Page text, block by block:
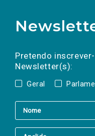
Pretendo
Newsletter(s):
Geral
a(s) newsletter(s).
mail